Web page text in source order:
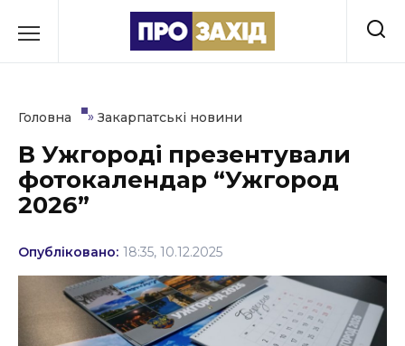
до
Культура
Освіта
Події
Політика
Соціум
Головна » Закарпатські новини
В Ужгороді презентували
фотокалендар “Ужгород
2026”
Опубліковано: 18:35, 10.12.2025